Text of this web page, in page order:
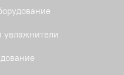
увлажнители